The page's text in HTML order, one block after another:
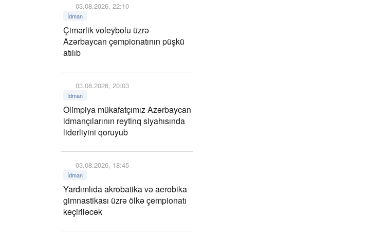
03.08.2026, 22:10
İdman
Çimərlik voleybolu üzrə
Azərbaycan çempionatının püşkü
atılıb
03.08.2026, 20:03
İdman
Olimpiya mükafatçımız Azərbaycan
idmançılarının reytinq siyahısında
liderliyini qoruyub
03.08.2026, 18:45
İdman
Yardımlıda akrobatika və aerobika
gimnastikası üzrə ölkə çempionatı
keçiriləcək